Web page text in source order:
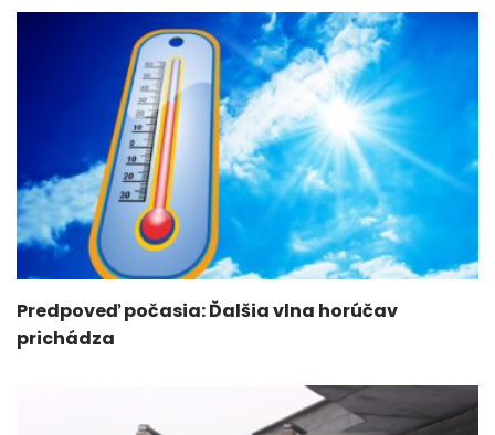
Predpoveď počasia: Ďalšia vlna horúčav
prichádza